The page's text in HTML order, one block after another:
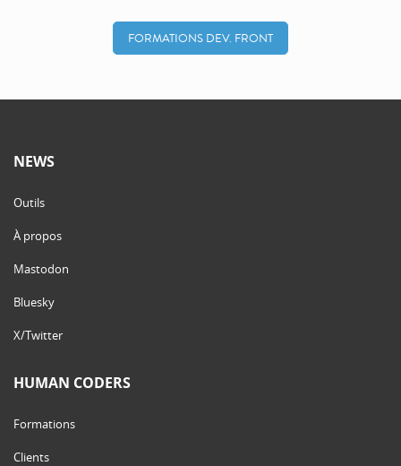
FORMATIONS DEV. FRONT
NEWS
Outils
À propos
Mastodon
Bluesky
X/Twitter
HUMAN CODERS
Formations
Clients